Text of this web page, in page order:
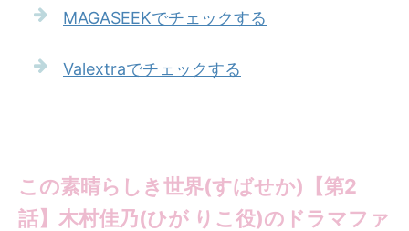
MAGASEEKでチェックする
Valextraでチェックする
この素晴らしき世界(すばせか)【第2
話】木村佳乃(ひが りこ役)のドラマファ